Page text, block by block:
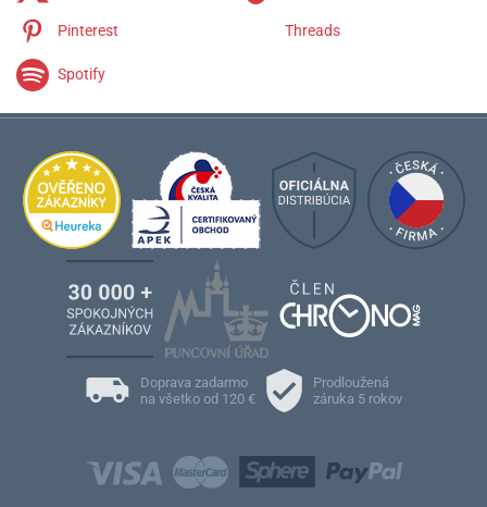
Pinterest Threads
Spotify
Doprava zadarmo
na všetko od 120 €
Prodloužená
záruka 5 rokov